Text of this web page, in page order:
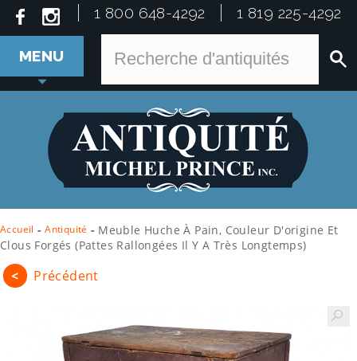
1 800 648-4292 1 819 225-4292
MENU
Accueil - Antiquité - Meuble Huche À Pain, Couleur D'origine Et
Clous Forgés (pattes Rallongées Il Y A Très Longtemps)
< Précédent